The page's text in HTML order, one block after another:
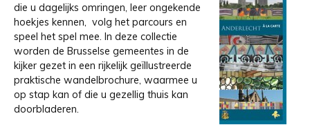
die u dagelijks omringen, leer ongekende
hoekjes kennen, volg het parcours en
speel het spel mee. In deze collectie
worden de Brusselse gemeentes in de
kijker gezet in een rijkelijk geïllustreerde
praktische wandelbrochure, waarmee u
op stap kan of die u gezellig thuis kan
doorbladeren.